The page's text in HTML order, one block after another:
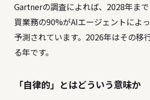
Gartnerの調査によれば、2028年ま
買業務の90%がAIエージェントによ
予測されています。2026年はその移
る年です。
「自律的」とはどういう意味か